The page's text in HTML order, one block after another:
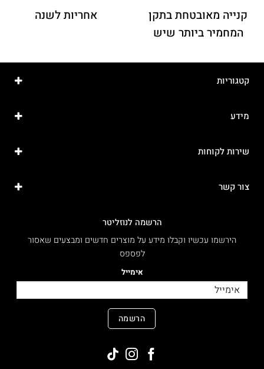
קנייה מאובטחת בתקן
המחמיר ביותר שיש
אחריות לשנה
קטגוריות
מידע
שירות לקוחות
צור קשר
הרשמה לנוזליטר
הירשמו עכשיו וקבלו מידע על מוצרים חדשים ומבצעים שאסור
לפספס
אימייל
הרשמה